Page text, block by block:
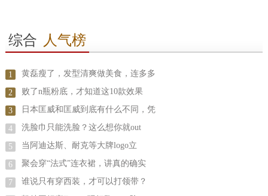
综合 人气榜
1 黄磊瘦了，发型清爽做美食，连多多
2 败了n瓶粉底，才知道这10款效果
3 日本匡威和匡威到底有什么不同，凭
4 洗脸巾只能洗脸？这么想你就out
5 当阿迪达斯、耐克等大牌logo立
6 聚会穿“法式”连衣裙，讲真的确实
7 谁说只有穿西装，才可以打领带？